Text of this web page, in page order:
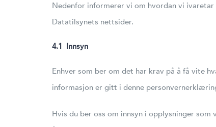
Nedenfor informerer vi om hvordan vi
Datatilsynets nettsider.
4.1 Innsyn
Enhver som ber om det har krav på å få vite
informasjon er gitt i denne
Hvis du ber oss om innsyn i opplysninger